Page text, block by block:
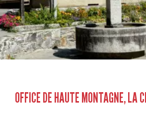
OFFICE DE HAUTE MONTAGNE, LA